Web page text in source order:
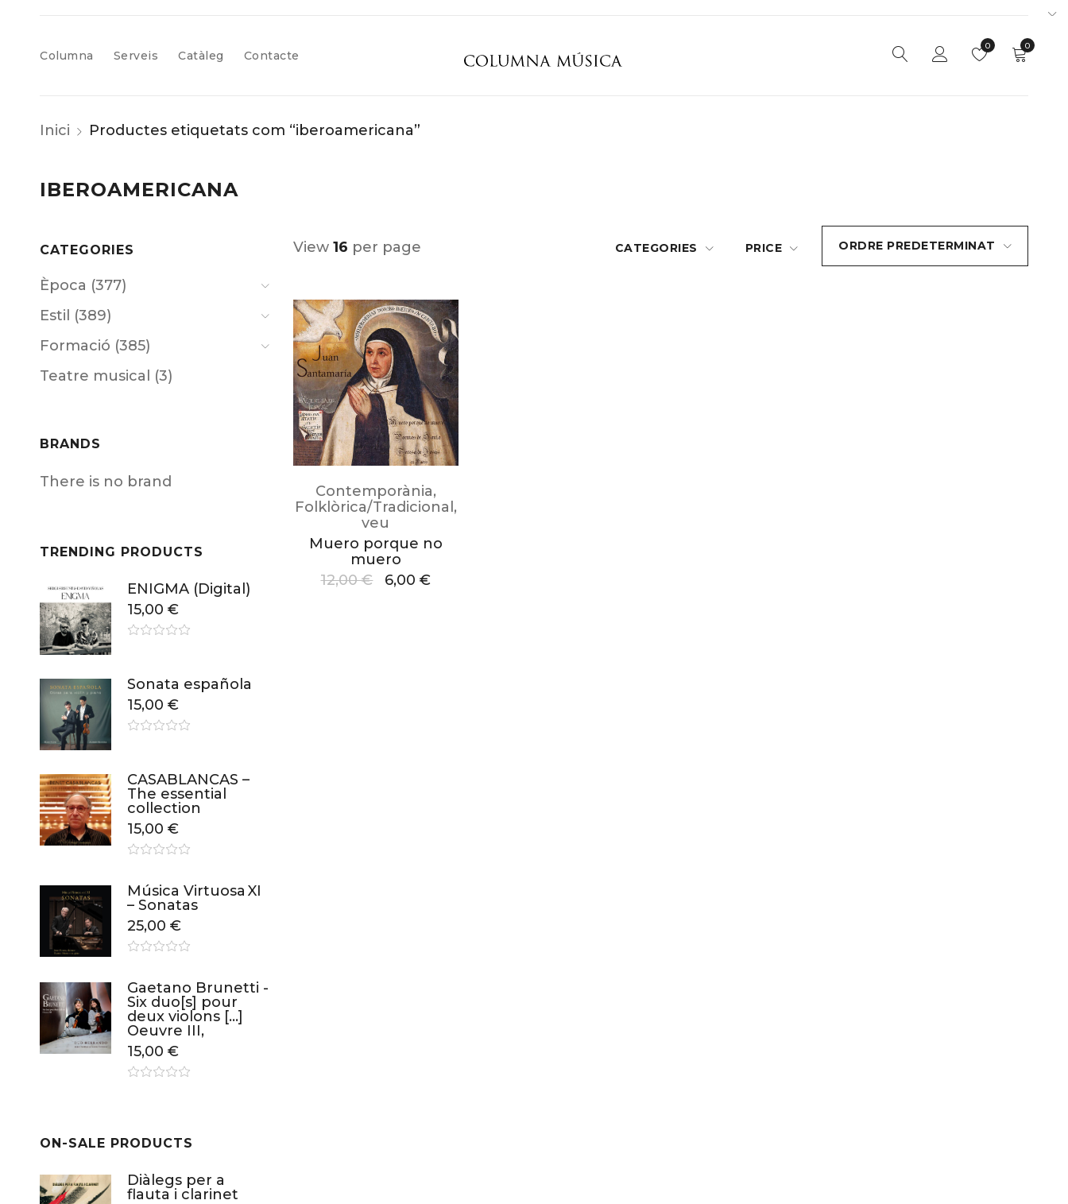
Columna Serveis Catàleg Contacte
0
0
Inici Productes etiquetats com “iberoamericana”
IBEROAMERICANA
CATEGORIES
Època (377)
Estil (389)
Formació (385)
Teatre musical (3)
BRANDS
There is no brand
TRENDING PRODUCTS
ENIGMA (Digital)
15,00 €
Sonata española
15,00 €
CASABLANCAS –
The essential
collection
15,00 €
Música Virtuosa XI
– Sonatas
25,00 €
Gaetano Brunetti -
Six duo[s] pour
deux violons […]
Oeuvre III,
15,00 €
ON-SALE PRODUCTS
Diàlegs per a
flauta i clarinet
ORDRE PREDETERMINAT
View 16 per page CATEGORIES PRICE
Contemporània,
Folklòrica/Tradicional ,
veu
Muero porque no
muero
12,00€ 6,00€